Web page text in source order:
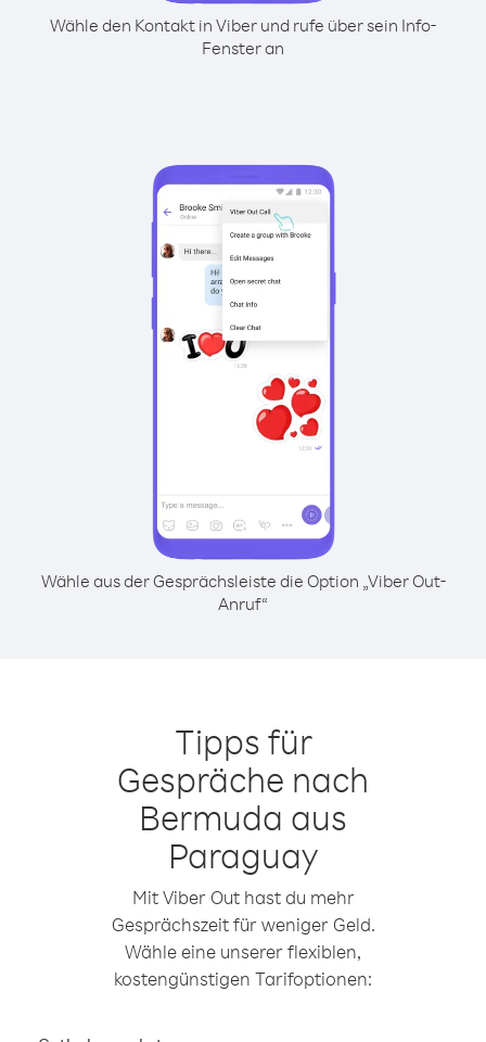
Wähle den Kontakt in Viber und rufe über sein Info-
Fenster an
Wähle aus der Gesprächsleiste die Option „Viber Out-
Anruf“
Tipps für
Gespräche nach
Bermuda aus
Paraguay
Mit Viber Out hast du mehr
Gesprächszeit für weniger Geld.
Wähle eine unserer flexiblen,
kostengünstigen Tarifoptionen: